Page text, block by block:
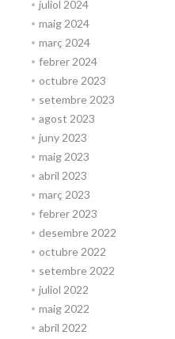
juliol 2024
maig 2024
març 2024
febrer 2024
octubre 2023
setembre 2023
agost 2023
juny 2023
maig 2023
abril 2023
març 2023
febrer 2023
desembre 2022
octubre 2022
setembre 2022
juliol 2022
maig 2022
abril 2022